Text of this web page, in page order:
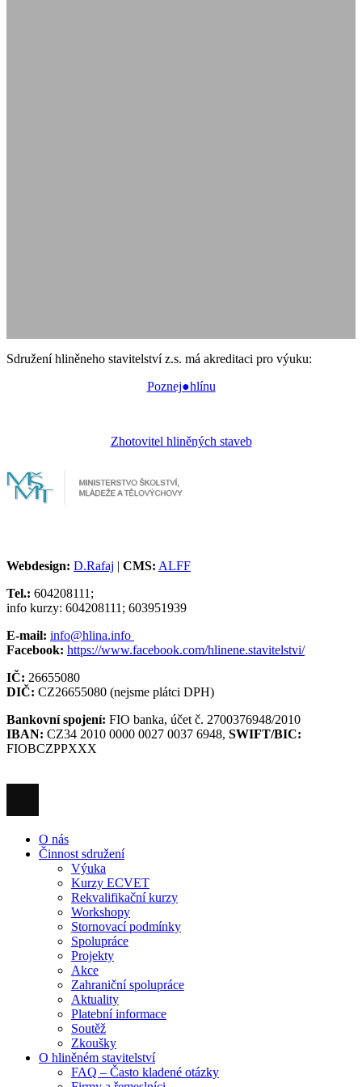
Sdružení hliněneho stavitelství z.s. má akreditaci pro výuku:
Poznej●hlínu
Zhotovitel hliněných staveb
Webdesign: D.Rafaj | CMS: ALFF
Tel.: 604208111;
info kurzy: 604208111; 603951939
E-mail: info@hlina.info
Facebook: https://www.facebook.com/hlinene.stavitelstvi/
IČ: 26655080
DIČ: CZ26655080 (nejsme plátci DPH)
Bankovní spojení: FIO banka, účet č. 2700376948/2010
IBAN: CZ34 2010 0000 0027 0037 6948, SWIFT/BIC:
FIOBCZPPXXX
O nás
Činnost sdružení
Výuka
Kurzy ECVET
Rekvalifikační kurzy
Workshopy
Stornovací podmínky
Spolupráce
Projekty
Akce
Zahraniční spolupráce
Aktuality
Platební informace
Soutěž
Zkoušky
O hliněném stavitelství
FAQ – Často kladené otázky